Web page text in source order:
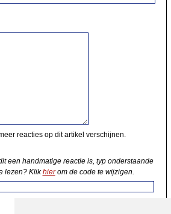
reacties op dit artikel verschijnen.
een handmatige reactie is, typ onderstaande
lezen? Klikhierom de code te wijzigen.